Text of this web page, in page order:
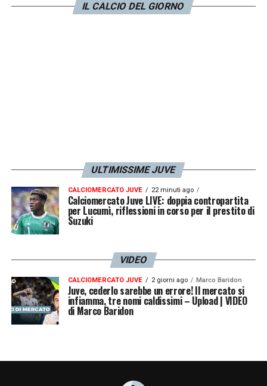
IL CALCIO DEL GIORNO
ULTIMISSIME JUVE
CALCIOMERCATO JUVE 22 minuti ago
Calciomercato Juve LIVE: doppia contropartita
per Lucumì, riflessioni in corso per il prestito di
Suzuki
VIDEO
CALCIOMERCATO JUVE 2 giorni ago Marco Baridon
Juve, cederlo sarebbe un errore! Il mercato si
infiamma, tre nomi caldissimi – Upload | VIDEO
di Marco Baridon